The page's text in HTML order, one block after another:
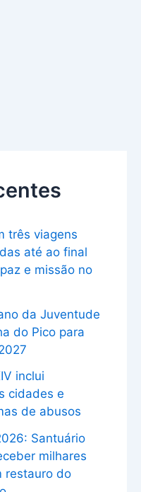
três viagens
até ao final
e missão no
da Juventude
do Pico para
inclui
cidades e
de abusos
Santuário
milhares
restauro do